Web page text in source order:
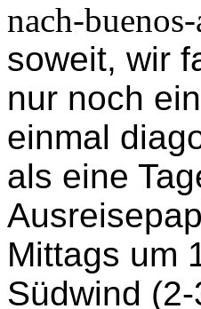
nach-
soweit, wir
nur noch
einmal
als eine
Mittags um
Südwind